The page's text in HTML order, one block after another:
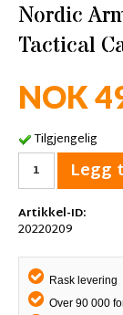
Nordic
Tactical
NOK
Tilgjengelig
Legg
Artikkel-ID:
20220209
Rask levering
Over 90 000